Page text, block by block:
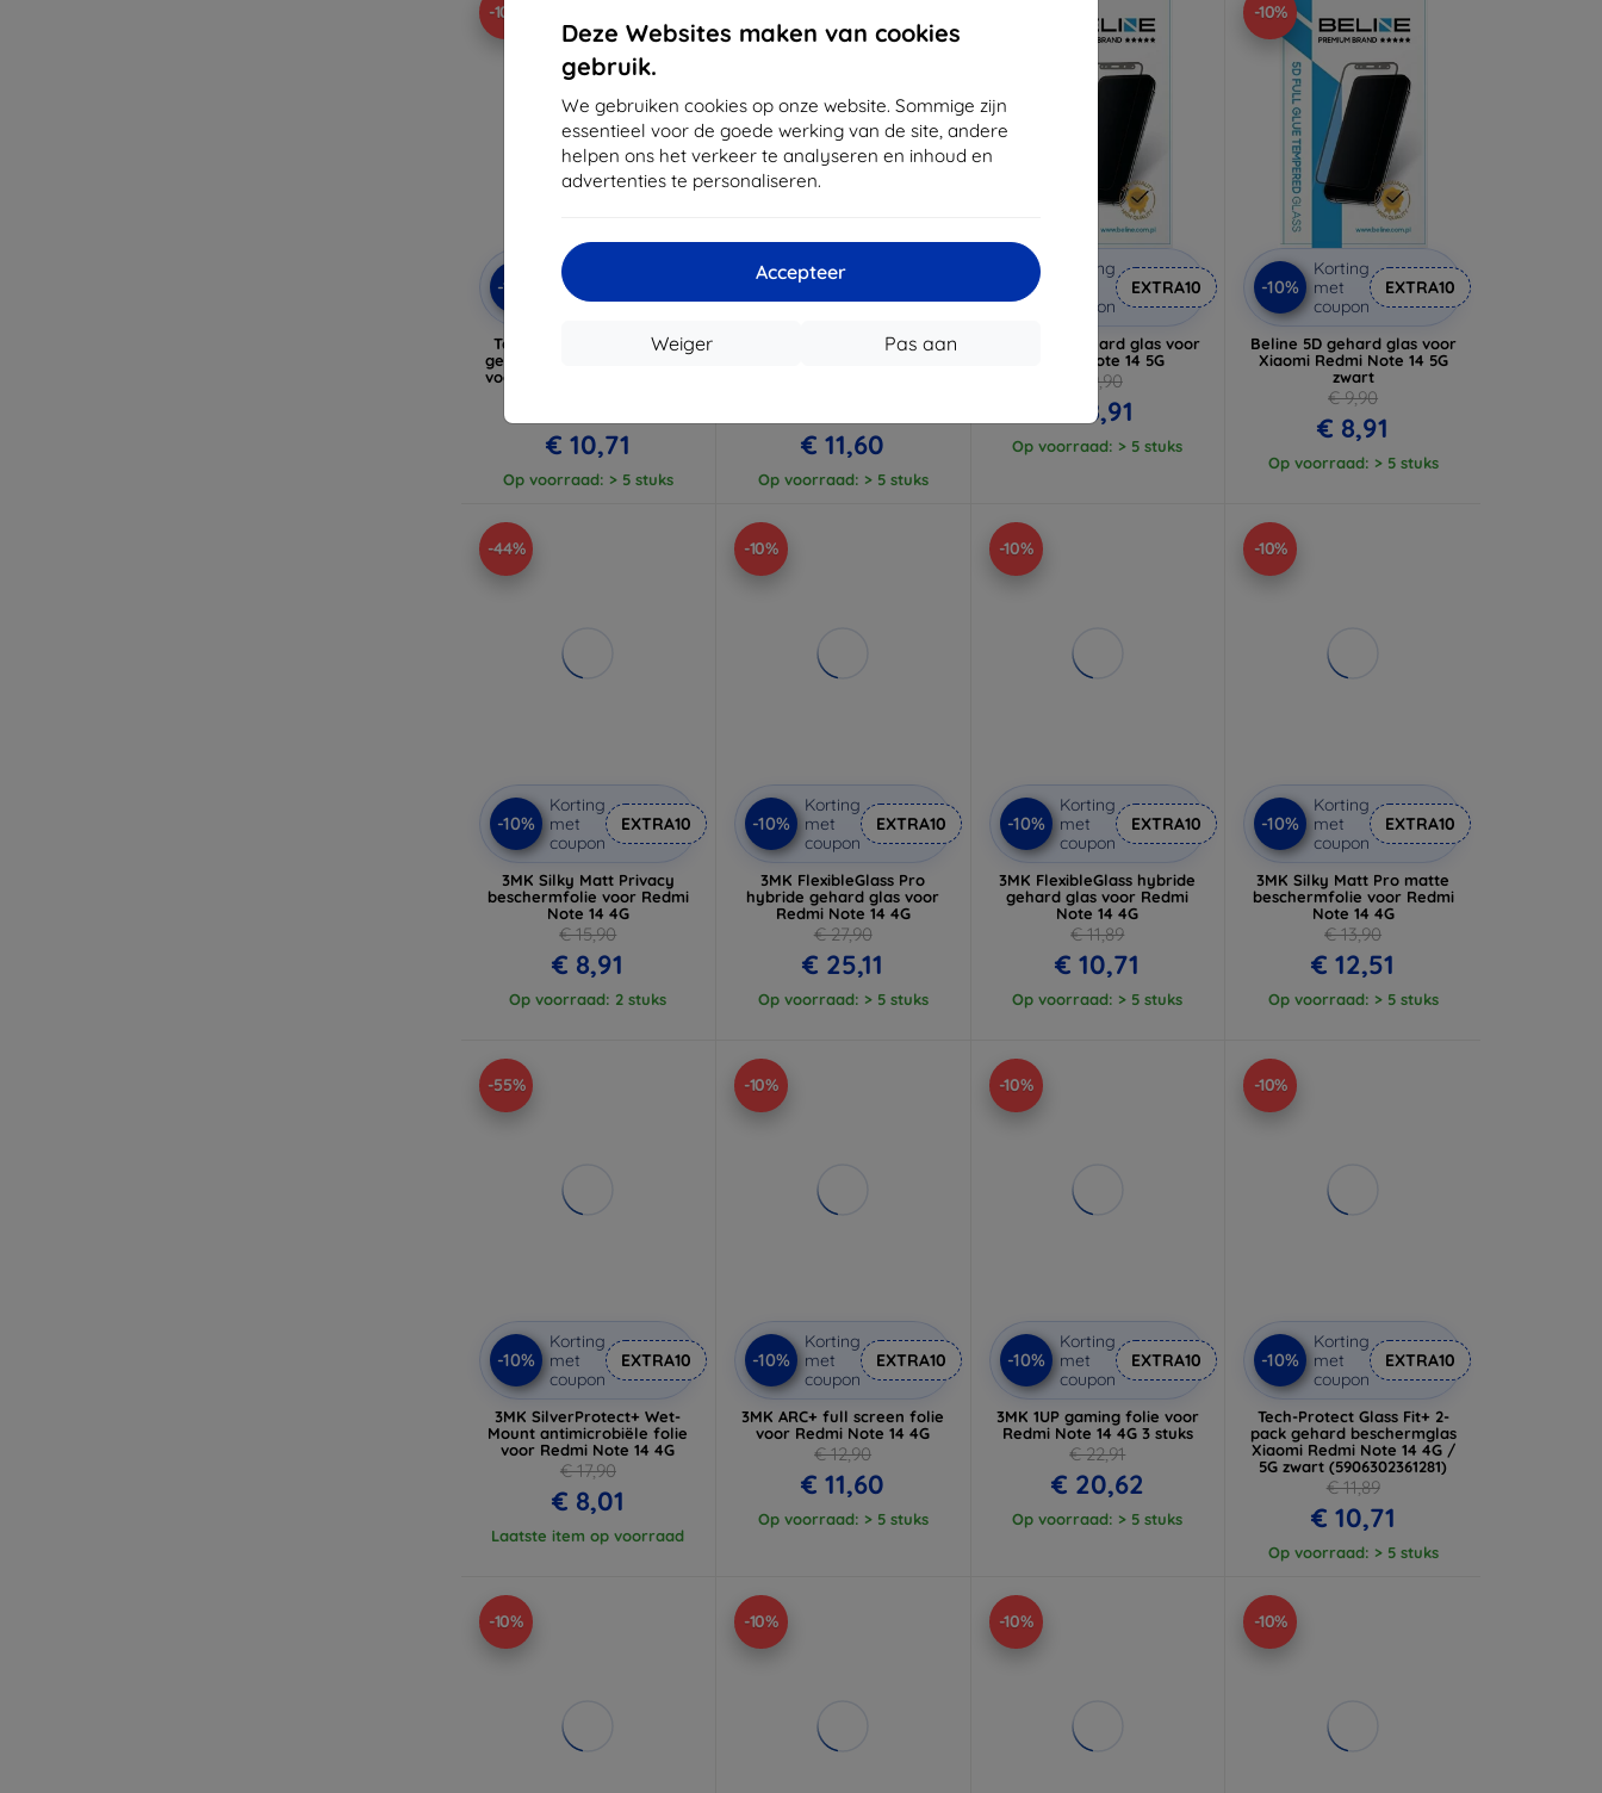
Deze Websites maken van cookies
gebruik.
We gebruiken cookies op onze website. Sommige zijn
essentieel voor de goede werking van de site, andere
helpen ons het verkeer te analyseren en inhoud en
advertenties te personaliseren.
Accepteer
Pas aan
Weiger
-10%
-10%
Korting
met
coupon
Tactical Glass Shield 2.5D
gehard glas beschermfolie
voor Xiaomi Redmi Note 14
€ 10,71
Op voorraad: > 5 stuks
-10%
Korting
met
coupon
Tactical Glass Shield 5D
€ 11,60
Op voorraad: > 5 stuks
-10%
Korting
coupon
EXTRA10
Beline 5D gehard glas voor
Redmi Note 14 5G
€ 9,90
€ 8,91
Op voorraad: > 5 stuks
-10%
-10%
Korting
met
coupon
EXTRA10
Beline 5D gehard glas voor
Xiaomi Redmi Note 14 5G
zwart
€ 9,90
€ 8,91
Op voorraad: > 5 stuks
-44%
-10%
Korting
met
coupon
EXTRA10
3MK Silky Matt Privacy
beschermfolie voor Redmi
Note 14 4G
€ 15,90
€ 8,91
Op voorraad: 2 stuks
-10%
-10%
Korting
met
coupon
EXTRA10
3MK FlexibleGlass Pro
hybride gehard glas voor
Redmi Note 14 4G
€ 27,90
€ 25,11
Op voorraad: > 5 stuks
-10%
-10%
Korting
met
coupon
EXTRA10
3MK FlexibleGlass hybride
gehard glas voor Redmi
Note 14 4G
€ 11,89
€ 10,71
Op voorraad: > 5 stuks
-10%
-10%
Korting
met
coupon
EXTRA10
3MK Silky Matt Pro matte
beschermfolie voor Redmi
Note 14 4G
€ 13,90
€ 12,51
Op voorraad: > 5 stuks
-55%
-10%
Korting
met
coupon
EXTRA10
3MK SilverProtect+ Wet-
Mount antimicrobiële folie
voor Redmi Note 14 4G
€ 17,90
€ 8,01
Laatste item op voorraad
-10%
-10%
Korting
met
coupon
EXTRA10
3MK ARC+ full screen folie
voor Redmi Note 14 4G
€ 12,90
€ 11,60
Op voorraad: > 5 stuks
-10%
-10%
Korting
met
coupon
EXTRA10
3MK 1UP gaming folie voor
Redmi Note 14 4G 3 stuks
€ 22,91
€ 20,62
Op voorraad: > 5 stuks
-10%
-10%
Korting
met
coupon
EXTRA10
Tech-Protect Glass Fit+ 2-
pack gehard beschermglas
Xiaomi Redmi Note 14 4G /
5G zwart (5906302361281)
€ 11,89
€ 10,71
Op voorraad: > 5 stuks
-10% -10% -10% -10%